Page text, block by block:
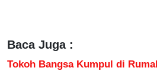
Baca Juga :
Tokoh Bangsa Kumpul di